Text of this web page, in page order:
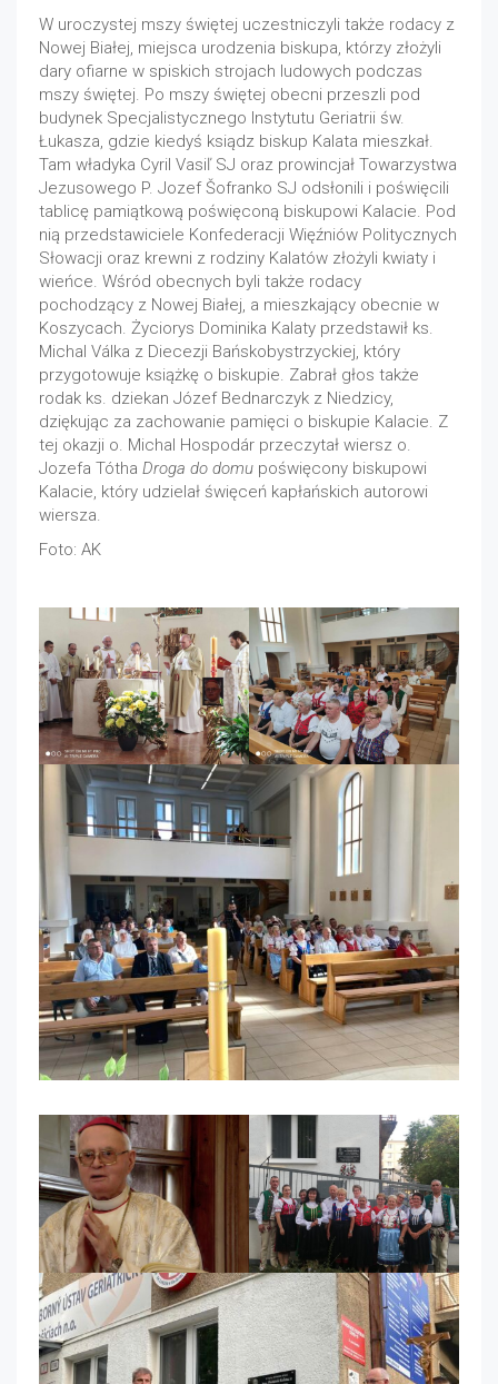
W uroczystej mszy świętej uczestniczyli także rodacy z
Nowej Białej, miejsca urodzenia biskupa, którzy złożyli
dary ofiarne w spiskich strojach ludowych podczas
mszy świętej. Po mszy świętej obecni przeszli pod
budynek Specjalistycznego Instytutu Geriatrii św.
Łukasza, gdzie kiedyś ksiądz biskup Kalata mieszkał.
Tam władyka Cyril Vasiľ SJ oraz prowincjał Towarzystwa
Jezusowego P. Jozef Šofranko SJ odsłonili i poświęcili
tablicę pamiątkową poświęconą biskupowi Kalacie. Pod
nią przedstawiciele Konfederacji Więźniów Politycznych
Słowacji oraz krewni z rodziny Kalatów złożyli kwiaty i
wieńce. Wśród obecnych byli także rodacy
pochodzący z Nowej Białej, a mieszkający obecnie w
Koszycach. Życiorys Dominika Kalaty przedstawił ks.
Michal Válka z Diecezji Bańskobystrzyckiej, który
przygotowuje książkę o biskupie. Zabrał głos także
rodak ks. dziekan Józef Bednarczyk z Niedzicy,
dziękując za zachowanie pamięci o biskupie Kalacie. Z
tej okazji o. Michal Hospodár przeczytał wiersz o.
Jozefa Tótha Droga do domu poświęcony biskupowi
Kalacie, który udzielał święceń kapłańskich autorowi
wiersza.
Foto: AK